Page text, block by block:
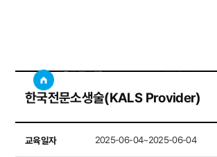
교육프로그램 BLS & KALS
한국전문소생술(KALS Provider)
교육일자 2025-06-04~2025-06-04